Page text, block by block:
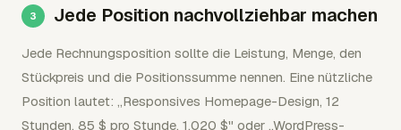
Jede Position nachvollziehbar machen
Jede Rechnungsposition sollte die Leistung, Menge, den
Stückpreis und die Positionssumme nennen. Eine nützliche
Position lautet: „Responsives Homepage-Design, 12
Stunden, 85 $ pro Stunde, 1.020 $" oder „WordPress-